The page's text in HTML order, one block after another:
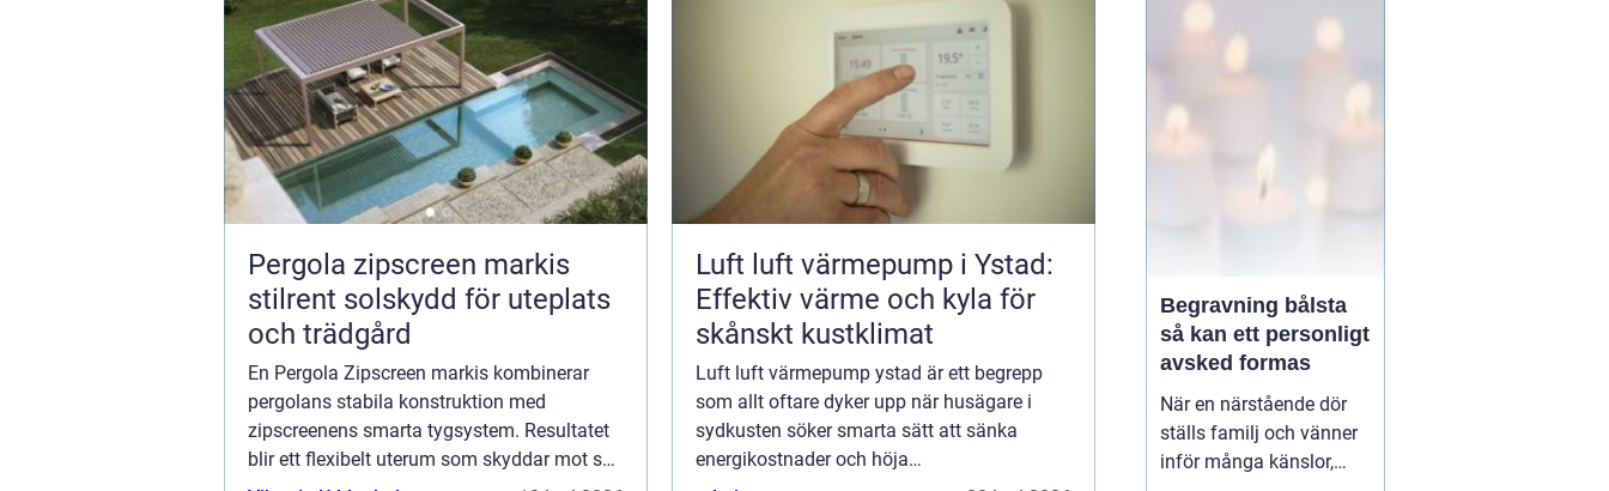
Pergola zipscreen markis
stilrent solskydd för uteplats
och trädgård
En Pergola Zipscreen markis kombinerar
pergolans stabila konstruktion med
zipscreenens smarta tygsystem. Resultatet
blir ett flexibelt uterum som skyddar mot sol,
Luft luft värmepump i Ystad:
Effektiv värme och kyla för
skånskt kustklimat
Luft luft värmepump ystad är ett begrepp
som allt oftare dyker upp när husägare i
sydkusten söker smarta sätt att sänka
energikostnader och höja
komma tillbaka. När
kraven på komfort,
hållbarhet och design
parasoll ...
Begravning bålsta
så kan ett personligt
avsked formas
När en närstående dör
ställs familj och vänner
inför många känslor,